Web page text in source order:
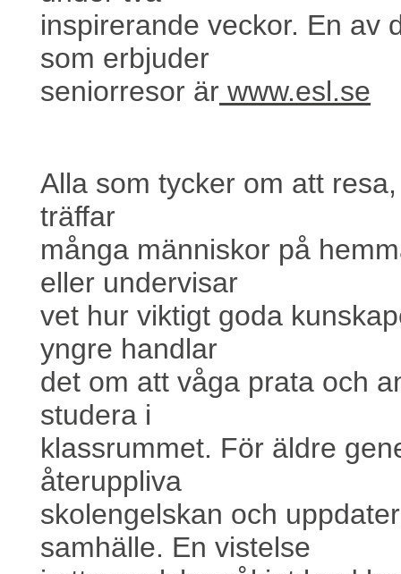
inspirerande veckor. En av
som erbjuder
seniorresor är www.esl.se
Alla som tycker om att
träffar
många människor på
eller undervisar
vet hur viktigt goda
yngre handlar
det om att våga prata och
studera i
klassrummet. För äldre
återuppliva
skolengelskan och
samhälle. En vistelse